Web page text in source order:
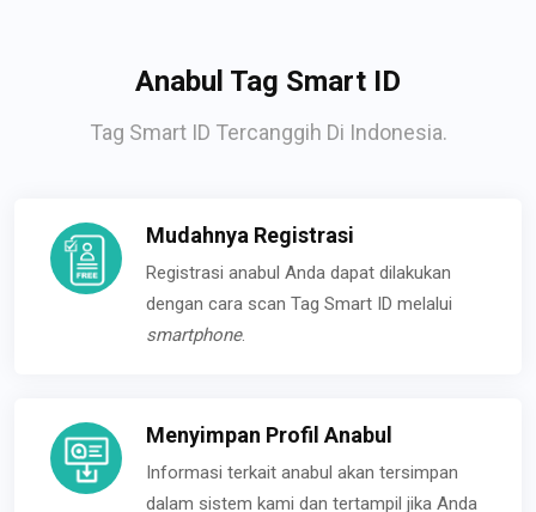
Anabul Tag Smart ID
Tag Smart ID Tercanggih Di Indonesia.
Mudahnya Registrasi
Registrasi anabul Anda dapat dilakukan
dengan cara scan Tag Smart ID melalui
smartphone.
Menyimpan Profil Anabul
Informasi terkait anabul akan tersimpan
dalam sistem kami dan tertampil jika Anda